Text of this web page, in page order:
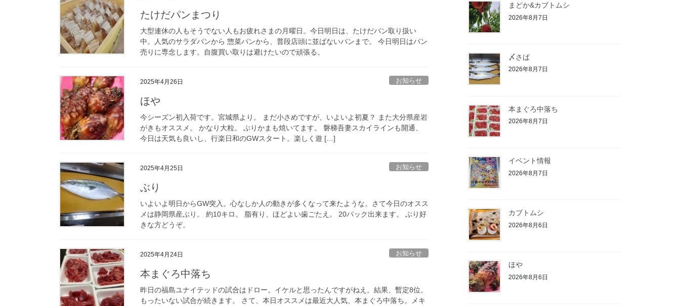
たけだパンまつり
大型連休の人もそうでない人もお疲れさまの月曜日。今日明日は、たけだパン取り扱い
中。人気のサラダパンから 惣菜パンから、普段店頭に並ばないパンまで。 今日明日はパン
売りに専念します。自腹買い取りは避けたいので頑張る。
2025年4月26日 お知らせ
ほや
今シーズン初入荷です。宮城県より。 まだ小さめですが、いよいよ初夏？ また大分県産岩
がきもオススメ。 かなり大粒。 ぶりかまも焼いてます。 磐梯吾妻スカイラインも開通、
今日は天気も良いし、行楽日和のGWスタート。楽しく遊 […]
2025年4月25日 お知らせ
ぶり
いよいよ明日からGW突入。心なしか人の動きが多くなって来たような。さて今日のオスス
メは静岡県産ぶり。 約10キロ。 脂有り、ほどよい歯ごたえ。 20パック出来ます。 ぶり好
きな方どうぞ。
2025年4月24日 お知らせ
本まぐろ中落ち
昨日の福島ユナイテッドの試合はドロー。イケルと思ったんですがねえ。結果、暫定8位。
もったいない試合が続きます。 さて、本日オススメは最近大人気、本まぐろ中落ち。メキ
まどか&カブトムシ
2026年8月7日
〆さば
2026年8月7日
本まぐろ中落ち
2026年8月7日
イベント情報
2026年8月7日
カブトムシ
2026年8月6日
ほや
2026年8月6日